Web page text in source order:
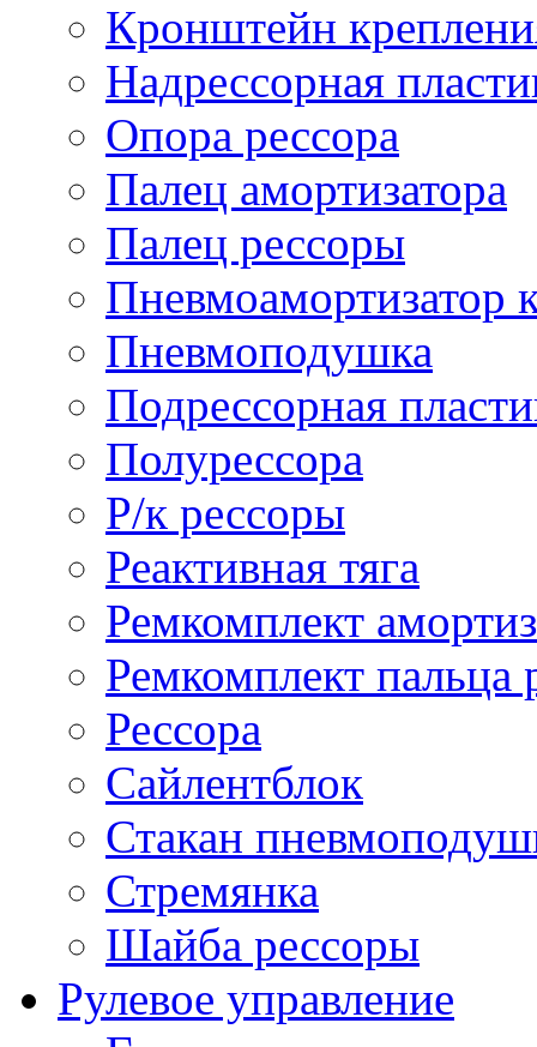
Кронштейн
Надрессорная
Опора рессора
Палец амортизатора
Палец рессоры
Пневмоамортизатор
Пневмоподушка
Подрессорная
Полурессора
Р/к рессоры
Реактивная тяга
Ремкомплект
Ремкомплект пальца
Рессора
Сайлентблок
Стакан
Стремянка
Шайба рессоры
Рулевое управление